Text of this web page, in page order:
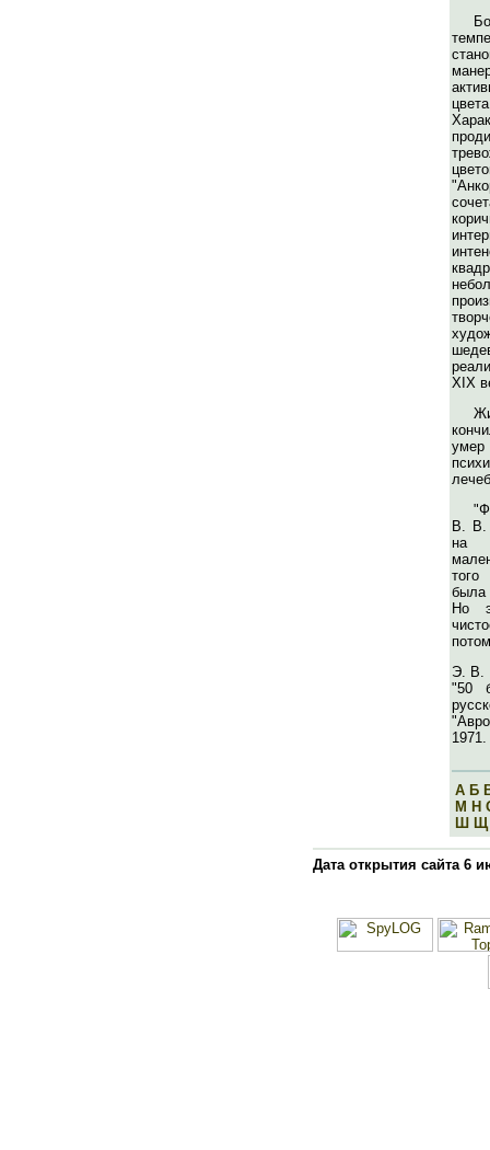
XIX
умер
В. В.
на
была
Но
Э. В.
"50
1971.
А Б
М Н
Ш Щ
Дата открытия сайта 6